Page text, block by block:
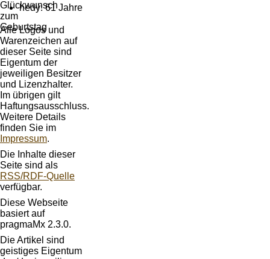
hedy: 61 Jahre
Alle Logos und
Warenzeichen auf
dieser Seite sind
Eigentum der
jeweiligen Besitzer
und Lizenzhalter.
Im übrigen gilt
Haftungsausschluss.
Weitere Details
finden Sie im
Impressum.
Die Inhalte dieser
Seite sind als
RSS/RDF-Quelle
verfügbar.
Diese Webseite
basiert auf
pragmaMx 2.3.0.
Die Artikel sind
geistiges Eigentum